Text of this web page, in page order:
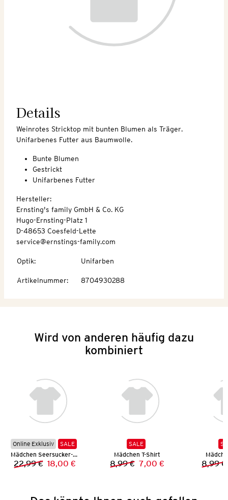
Details
Weinrotes Stricktop mit bunten Blumen als Träger.
Unifarbenes Futter aus Baumwolle.
Bunte Blumen
Gestrickt
Unifarbenes Futter
Hersteller:
Ernsting's family GmbH & Co. KG
Hugo-Ernsting-Platz 1
D-48653 Coesfeld-Lette
service@ernstings-family.com
Optik: Unifarben
Artikelnummer: 8704930288
Wird von anderen häufig dazu
kombiniert
Online Exklusiv
SALE
Mädchen Seersucker-Kleid
Vorheriger Preis:
22,99 € Neuer Preis:
18,00 €
SALE
Mädchen T-Shirt
Vorheriger Preis:
8,99 € Neuer Preis:
7,00 € 8,99 €